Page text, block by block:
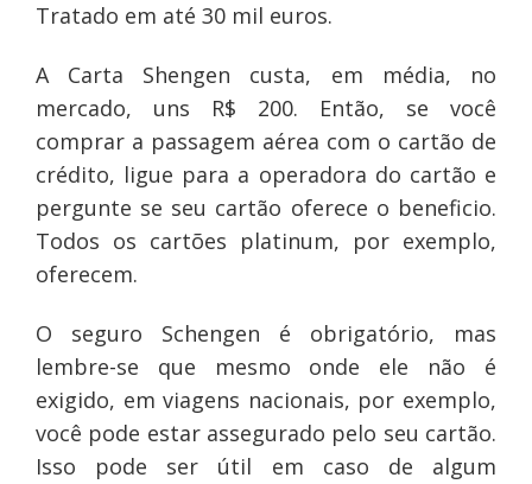
Tratado em até 30 mil euros.
A Carta Shengen custa, em média, no
mercado, uns R$ 200. Então, se você
comprar a passagem aérea com o cartão de
crédito, ligue para a operadora do cartão e
pergunte se seu cartão oferece o beneficio.
Todos os cartões platinum, por exemplo,
oferecem.
O seguro Schengen é obrigatório, mas
lembre-se que mesmo onde ele não é
exigido, em viagens nacionais, por exemplo,
você pode estar assegurado pelo seu cartão.
Isso pode ser útil em caso de algum